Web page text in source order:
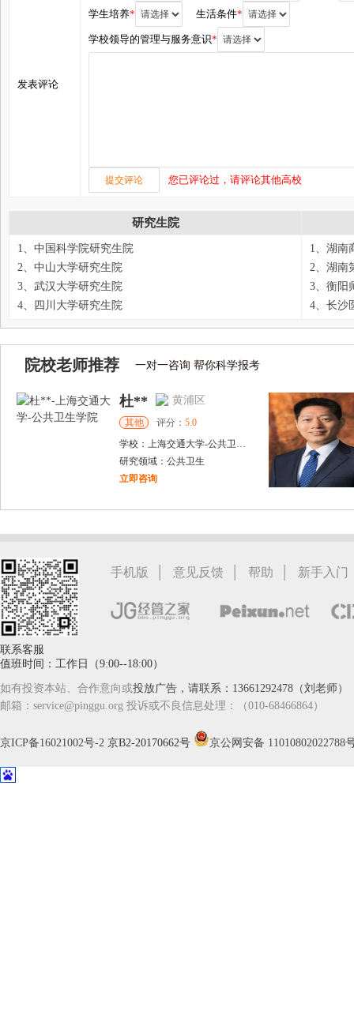
发表评论
学生培养* 生活条件*
学校领导的管理与服务意识*
您已评论过，请评论其他高校
研究生院
1、中国科学院研究生院
2、中山大学研究生院
3、武汉大学研究生院
4、四川大学研究生院
1、湖南
2、湖南
3、衡阳
4、长沙
院校老师推荐 一对一咨询 帮你科学报考
杜** 黄浦区
其他 评分： 5.0
学校： 上海交通大学-公共卫生学院
研究领域： 公共卫生
立即咨询
立即咨询
手机版 | 意见反馈 | 帮助 | 新手入门
联系客服
值班时间：工作日（9:00--18:00）
如有投资本站、合作意向或投放广告，请联系：13661292478（刘老师）
邮箱：service@pinggu.org 投诉或不良信息处理：（010-68466864）
京ICP备16021002号-2 京B2-20170662号 京公网安备 11010802022788